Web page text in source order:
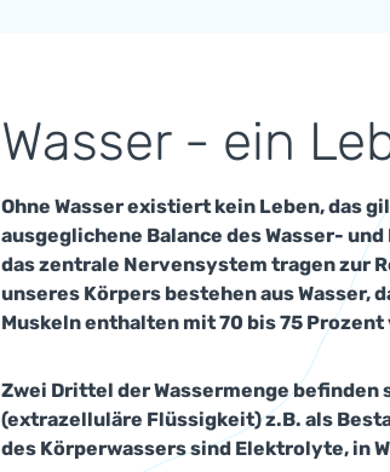
Wasser - ein
Ohne Wasser existiert kein Leben, das
ausgeglichene Balance des Wasser-
das zentrale Nervensystem tragen zur
unseres Körpers bestehen aus Wasser,
Muskeln enthalten mit 70 bis 75
Zwei Drittel der Wassermenge
(extrazelluläre Flüssigkeit) z.B. als
des Körperwassers sind Elektrolyte, in